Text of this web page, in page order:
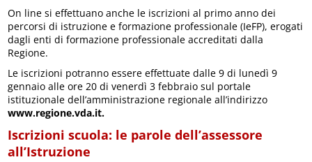
On line si effettuano anche le iscrizioni al primo anno dei
percorsi di istruzione e formazione professionale (IeFP), erogati
dagli enti di formazione professionale accreditati dalla
Regione.
Le iscrizioni potranno essere effettuate dalle 9 di lunedì 9
gennaio alle ore 20 di venerdì 3 febbraio sul portale
istituzionale dell’amministrazione regionale all’indirizzo
www.regione.vda.it.
Iscrizioni scuola: le parole dell’assessore
all’Istruzione